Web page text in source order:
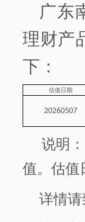
广东
理财产
下：
估值日期
20260507
说明
值。估值
详情